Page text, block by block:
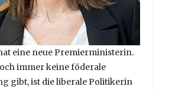
eine neue Premierministerin.
immer keine föderale
gibt, ist die liberale Politikerin